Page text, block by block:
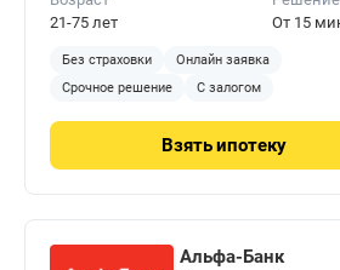
21-75 лет
От 15
Без страховки
Онлайн заявка
Срочное решение
С залогом
Взятьипотеку
Альфа-Банк